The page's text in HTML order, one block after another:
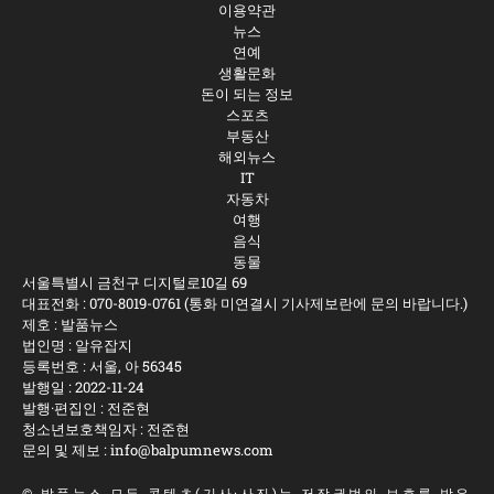
이용약관
뉴스
연예
생활문화
돈이 되는 정보
스포츠
부동산
해외뉴스
IT
자동차
여행
음식
동물
서울특별시 금천구 디지털로10길 69
대표전화 :070-8019-0761(통화 미연결시 기사제보란에 문의 바랍니다.)
제호 : 발품뉴스
법인명 : 알유잡지
등록번호 : 서울, 아 56345
발행일 : 2022-11-24
발행·편집인 : 전준현
청소년보호책임자 : 전준현
문의 및 제보 :info@balpumnews.com